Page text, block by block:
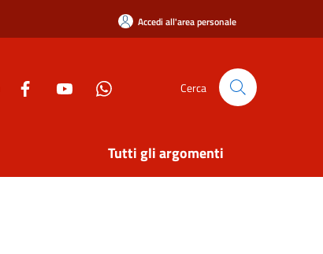
Accedi all'area personale
Cerca
Tutti gli argomenti